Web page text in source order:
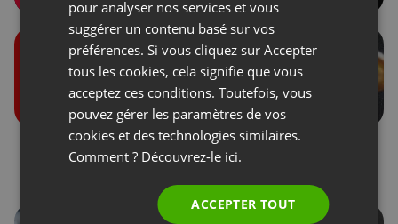
Rôles lors des
événements
Dons des participants
SPANISH
PORTUGUESE
pour analyser nos services et vous
suggérer un contenu basé sur vos
préférences. Si vous cliquez sur Accepter
tous les cookies, cela signifie que vous
acceptez ces conditions. Toutefois, vous
pouvez gérer les paramètres de vos
cookies et des technologies similaires.
Comment ? Découvrez-le ici.
ACCEPTER TOUT